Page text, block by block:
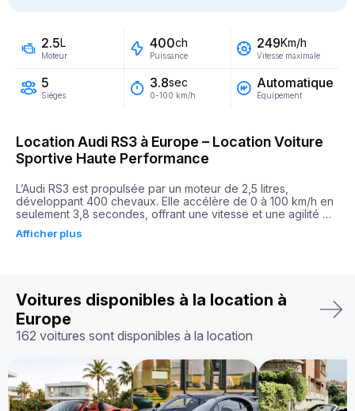
2.5L
Moteur
400ch
Puissance
249Km/h
Vitesse maximale
5
Sièges
3.8sec
0-100 km/h
Automatique
Équipement
Location Audi RS3 à Europe – Location Voiture
Sportive Haute Performance
L’Audi RS3 est propulsée par un moteur de 2,5 litres,
développant 400 chevaux. Elle accélère de 0 à 100 km/h en
seulement 3,8 secondes, offrant une vitesse et une agilité
transmission intégrale et à sa suspension dynamique, la RS3
À l’intérieur, l’Audi RS3 allie luxe et praticité, avec des sièges
sport, des matériaux haut de gamme et des fonctionnalités
de divertissement avancées. C’est la combinaison parfaite
entre une utilisation quotidienne et des performances
palpitantes.
Que vous partiez pour une escapade le week-end ou que
vous recherchiez une berline compacte haute performance,
la location de l’Audi RS3 en Europe vous permet de vivre des
sensations de conduite inégalées.
Afficher plus
Voitures disponibles à la location à
Europe
162 voitures sont disponibles à la location